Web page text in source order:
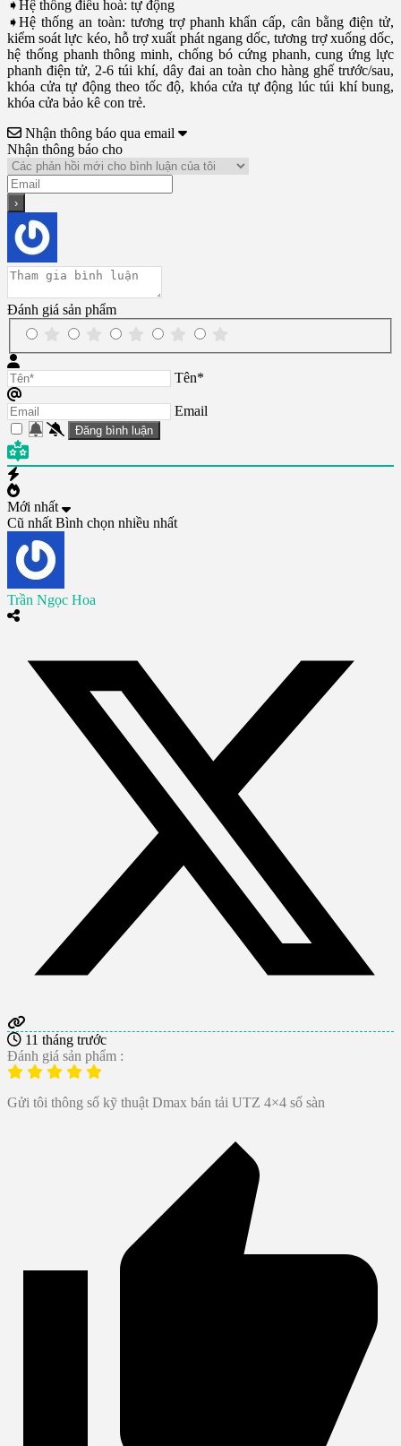
➧Hệ thống điều hoà: tự động
➧Hệ thống an toàn: tương trợ phanh khẩn cấp, cân bằng điện tử,
kiểm soát lực kéo, hỗ trợ xuất phát ngang dốc, tương trợ xuống dốc,
hệ thống phanh thông minh, chống bó cứng phanh, cung ứng lực
phanh điện tử, 2-6 túi khí, dây đai an toàn cho hàng ghế trước/sau,
khóa cửa tự động theo tốc độ, khóa cửa tự động lúc túi khí bung,
khóa cửa bảo kê con trẻ.
Nhận thông báo qua email
Nhận thông báo cho
Đánh giá sản phẩm
Tên*
Email
Mới nhất
Cũ nhất Bình chọn nhiều nhất
Trần Ngọc Hoa
11 tháng trước
Đánh giá sản phẩm :
Gửi tôi thông số kỹ thuật Dmax bán tải UTZ 4×4 số sàn